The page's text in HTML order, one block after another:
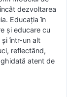
dezvoltarea
Educaţia în
şi educare cu
într-un alt
reflectând,
atent de